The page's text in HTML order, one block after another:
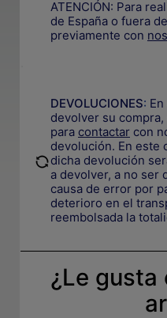
ATENCIÓN: Para
de España o fuera
previamente con
DEVOLUCIONES:
devolver su
para contactar con
devolución. En este
dicha devolución
a devolver, a no ser
causa de error por
deterioro en el
reembolsada la
¿Le gusta